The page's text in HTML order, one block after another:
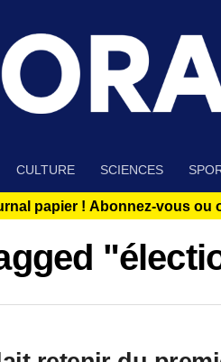
CULTURE SCIENCES
papier ! Abonnez-vous ou